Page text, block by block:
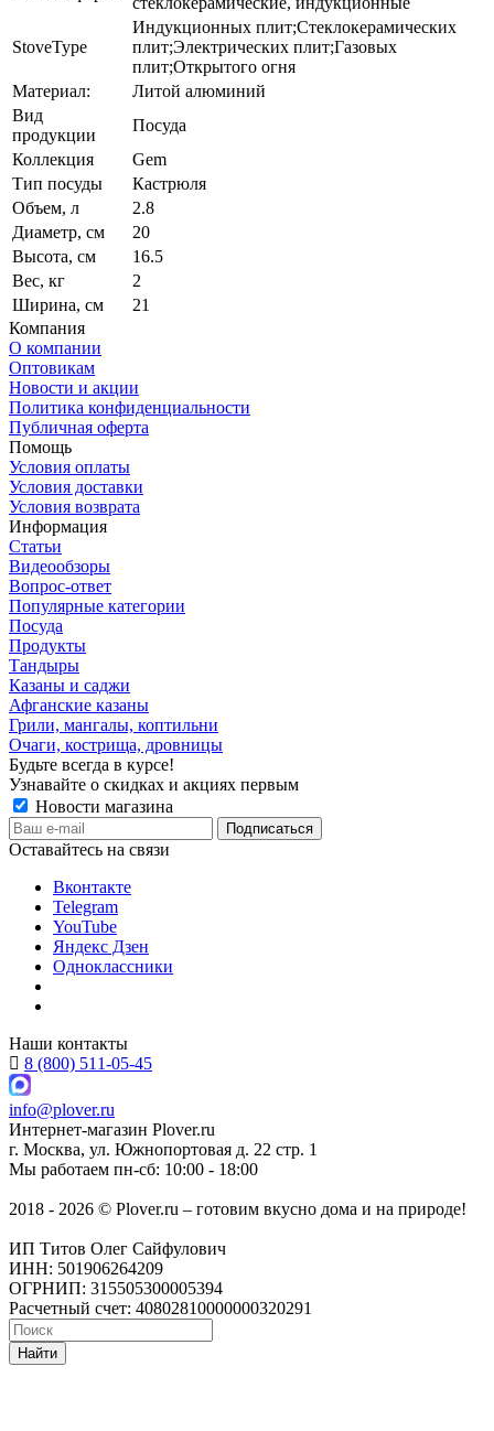
StoveType
Индукционных плит;Стеклокерамических
плит;Электрических плит;Газовых
плит;Открытого огня
Материал:
Литой алюминий
Вид
продукции
Посуда
Коллекция
Gem
Тип посуды
Кастрюля
Объем, л
2.8
Диаметр, см
20
Высота, см
16.5
Вес, кг
2
Ширина, см
21
Компания
О компании
Оптовикам
Новости и акции
Политика конфиденциальности
Публичная оферта
Помощь
Условия оплаты
Условия доставки
Условия возврата
Информация
Статьи
Видеообзоры
Вопрос-ответ
Популярные категории
Посуда
Продукты
Тандыры
Казаны и саджи
Афганские казаны
Грили, мангалы, коптильни
Очаги, кострища, дровницы
Будьте всегда в курсе!
Узнавайте о скидках и акциях первым
Новости магазина
Оставайтесь на связи
Вконтакте
Telegram
YouTube
Яндекс Дзен
Одноклассники
Наши контакты
8 (800) 511-05-45
info@plover.ru
Интернет-магазин Plover.ru
г. Москва, ул. Южнопортовая д. 22 стр. 1
Мы работаем пн-сб: 10:00 - 18:00
2018 - 2026 © Plover.ru – готовим вкусно дома и на природе!
ИП Титов Олег Сайфулович
ИНН: 501906264209
ОГРНИП: 315505300005394
Расчетный счет: 40802810000000320291
Найти